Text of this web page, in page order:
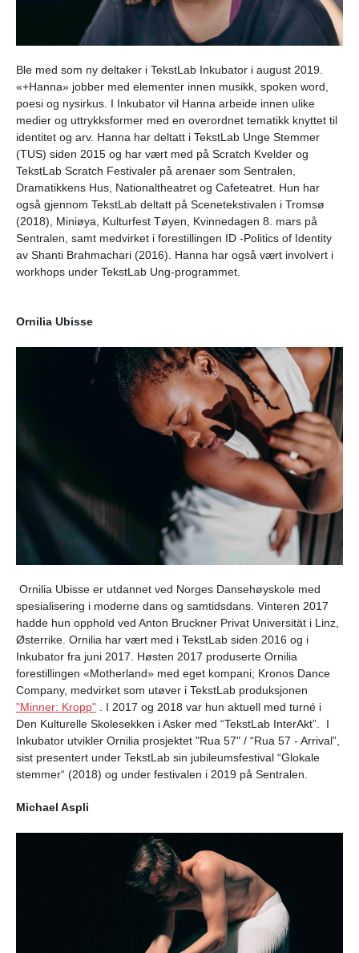
Ble med som ny deltaker i TekstLab Inkubator i august 2019.
«+Hanna» jobber med elementer innen musikk, spoken word,
poesi og nysirkus. I Inkubator vil Hanna arbeide innen ulike
medier og uttrykksformer med en overordnet tematikk knyttet til
identitet og arv. Hanna har deltatt i TekstLab Unge Stemmer
(TUS) siden 2015 og har vært med på Scratch Kvelder og
TekstLab Scratch Festivaler på arenaer som Sentralen,
Dramatikkens Hus, Nationaltheatret og Cafeteatret. Hun har
også gjennom TekstLab deltatt på Scenetekstivalen i Tromsø
(2018), Miniøya, Kulturfest Tøyen, Kvinnedagen 8. mars på
Sentralen, samt medvirket i forestillingen ID -Politics of Identity
av Shanti Brahmachari (2016). Hanna har også vært involvert i
workhops under TekstLab Ung-programmet.
Ornilia Ubisse
Ornilia Ubisse er utdannet ved Norges Dansehøyskole med
spesialisering i moderne dans og samtidsdans. Vinteren 2017
hadde hun opphold ved Anton Bruckner Privat Universität i Linz,
Østerrike. Ornilia har vært med i TekstLab siden 2016 og i
Inkubator fra juni 2017. Høsten 2017 produserte Ornilia
forestillingen «Motherland» med eget kompani; Kronos Dance
Company, medvirket som utøver i TekstLab produksjonen
"Minner: Kropp" . I 2017 og 2018 var hun aktuell med turné i
Den Kulturelle Skolesekken i Asker med “TekstLab InterAkt”. I
Inkubator utvikler Ornilia prosjektet "Rua 57" / “Rua 57 - Arrival”,
sist presentert under TekstLab sin jubileumsfestival “Glokale
stemmer“ (2018) og under festivalen i 2019 på Sentralen.
Michael Aspli